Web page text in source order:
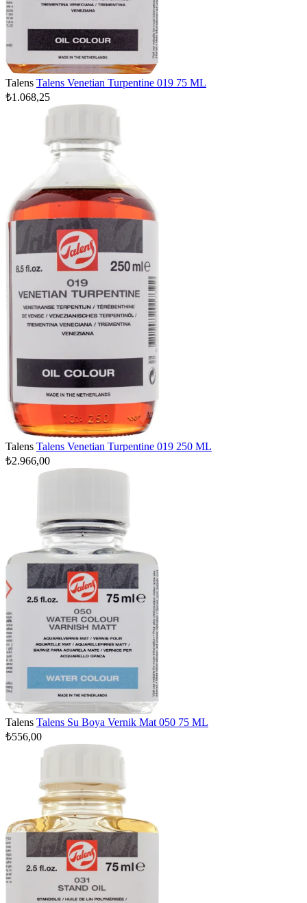
Talens Talens Venetian Turpentine 019 75 ML
₺1.068,25
Talens Talens Venetian Turpentine 019 250 ML
₺2.966,00
Talens Talens Su Boya Vernik Mat 050 75 ML
₺556,00